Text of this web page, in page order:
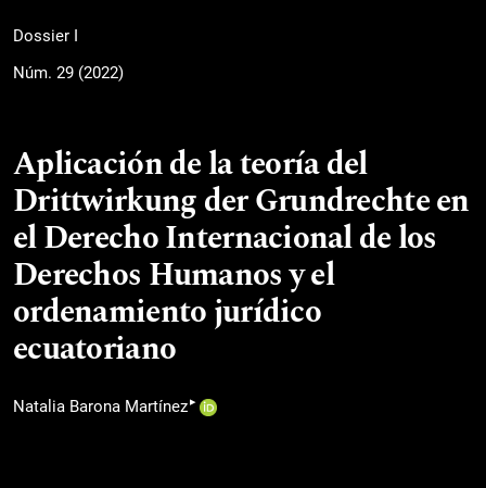
Dossier I
Núm. 29 (2022)
Aplicación de la teoría del
Drittwirkung der Grundrechte en
el Derecho Internacional de los
Derechos Humanos y el
ordenamiento jurídico
ecuatoriano
Natalia Barona Martínez▸